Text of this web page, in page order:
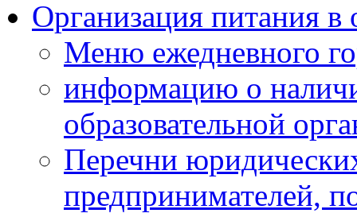
Организация питания в
Меню ежедневного
информацию о
образовательной
Перечни
предпринимателей,